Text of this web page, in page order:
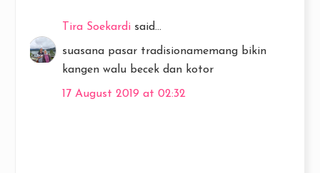
Tira Soekardi said...
suasana pasar tradisionamemang bikin
kangen walu becek dan kotor
17 August 2019 at 02:32